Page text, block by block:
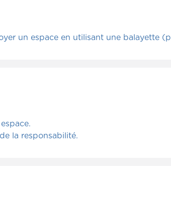
un espace en utilisant une balayette
la responsabilité.